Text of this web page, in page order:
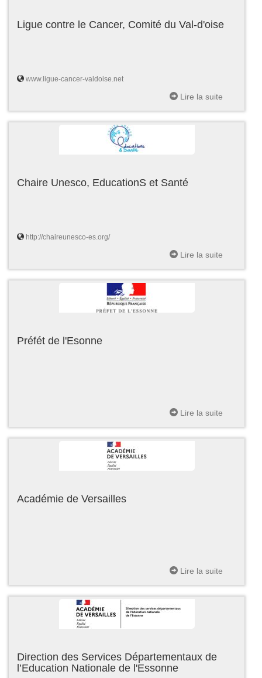
Ligue contre le Cancer, Comité du Val-d'oise
www.ligue-cancer-valdoise.net
Lire la suite
Chaire Unesco, EducationS et Santé
http://chaireunesco-es.org/
Lire la suite
Préfét de l'Esonne
Lire la suite
Académie de Versailles
Lire la suite
Direction des Services Départementaux de
l’Education Nationale de l'Essonne